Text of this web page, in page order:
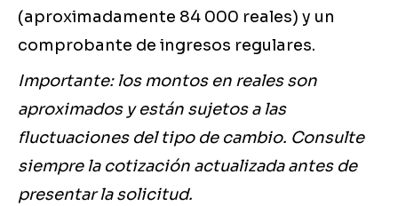
(aproximadamente 84 000 reales) y un
comprobante de ingresos regulares.
Importante: los montos en reales son
aproximados y están sujetos a las
fluctuaciones del tipo de cambio. Consulte
siempre la cotización actualizada antes de
presentar la solicitud.